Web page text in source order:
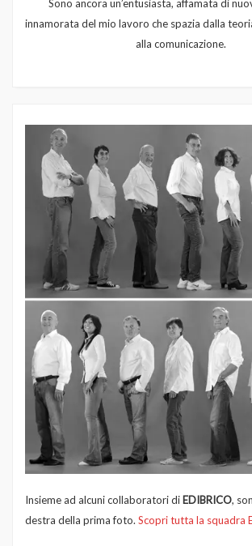
Sono ancora un’entusiasta, affamata di
innamorata del mio lavoro che spazia dalla
alla comunicazione.
Insieme ad alcuni collaboratori di EDIBRICO,
destra della prima foto. Scopri tutta la squadra